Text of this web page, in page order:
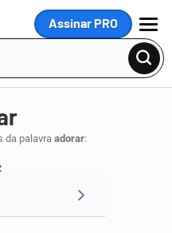
Assinar PRO
MENU
da palavra adorar:
prezar